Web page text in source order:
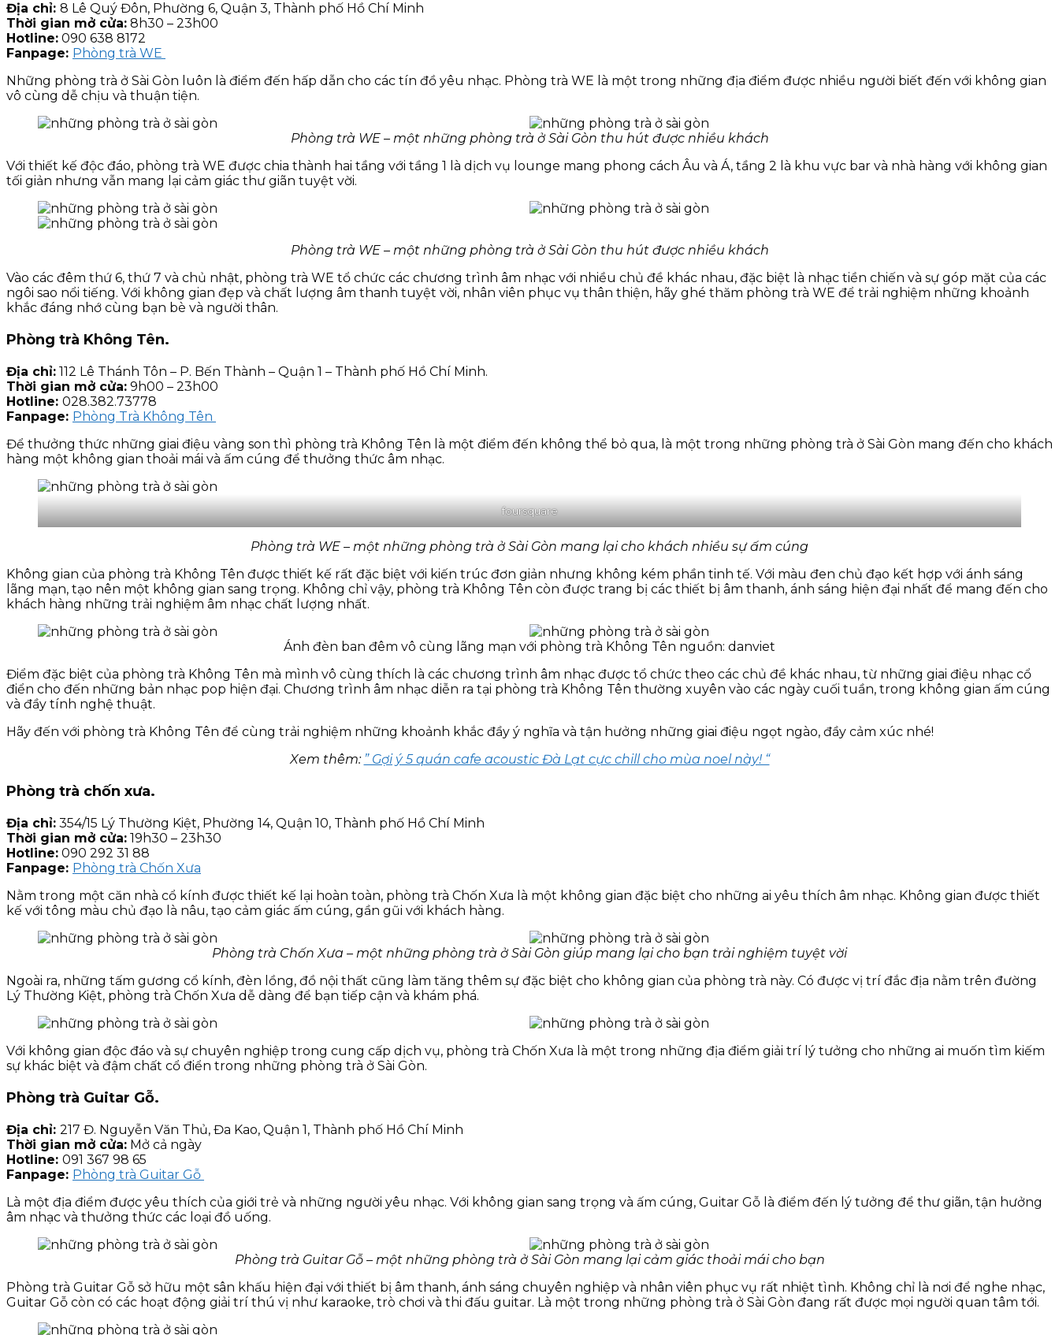
Địa chỉ: 8 Lê Quý Đôn, Phường 6, Quận 3, Thành phố Hồ Chí Minh
Thời gian mở cửa: 8h30 – 23h00
Hotline: 090 638 8172
Fanpage: Phòng trà WE
Những phòng trà ở Sài Gòn luôn là điểm đến hấp dẫn cho các tín đồ yêu nhạc. Phòng trà WE là một trong những địa điểm được nhiều người biết đến với không gian
vô cùng dễ chịu và thuận tiện.
Phòng trà WE – một những phòng trà ở Sài Gòn thu hút được nhiều khách
Với thiết kế độc đáo, phòng trà WE được chia thành hai tầng với tầng 1 là dịch vụ lounge mang phong cách Âu và Á, tầng 2 là khu vực bar và nhà hàng với không gian
tối giản nhưng vẫn mang lại cảm giác thư giãn tuyệt vời.
Phòng trà WE – một những phòng trà ở Sài Gòn thu hút được nhiều khách
Vào các đêm thứ 6, thứ 7 và chủ nhật, phòng trà WE tổ chức các chương trình âm nhạc với nhiều chủ đề khác nhau, đặc biệt là nhạc tiền chiến và sự góp mặt của các
ngôi sao nổi tiếng. Với không gian đẹp và chất lượng âm thanh tuyệt vời, nhân viên phục vụ thân thiện, hãy ghé thăm phòng trà WE để trải nghiệm những khoảnh
khắc đáng nhớ cùng bạn bè và người thân.
Phòng trà Không Tên.
Địa chỉ: 112 Lê Thánh Tôn – P. Bến Thành – Quận 1 – Thành phố Hồ Chí Minh.
Thời gian mở cửa: 9h00 – 23h00
Hotline: 028.382.73778
Fanpage: Phòng Trà Không Tên
Để thưởng thức những giai điệu vàng son thì phòng trà Không Tên là một điểm đến không thể bỏ qua, là một trong những phòng trà ở Sài Gòn mang đến cho khách
hàng một không gian thoải mái và ấm cúng để thưởng thức âm nhạc.
foursquare
Phòng trà WE – một những phòng trà ở Sài Gòn mang lại cho khách nhiều sự ấm cúng
Không gian của phòng trà Không Tên được thiết kế rất đặc biệt với kiến trúc đơn giản nhưng không kém phần tinh tế. Với màu đen chủ đạo kết hợp với ánh sáng
lãng mạn, tạo nên một không gian sang trọng. Không chỉ vậy, phòng trà Không Tên còn được trang bị các thiết bị âm thanh, ánh sáng hiện đại nhất để mang đến cho
khách hàng những trải nghiệm âm nhạc chất lượng nhất.
Ánh đèn ban đêm vô cùng lãng mạn với phòng trà Không Tên nguồn: danviet
Điểm đặc biệt của phòng trà Không Tên mà mình vô cùng thích là các chương trình âm nhạc được tổ chức theo các chủ đề khác nhau, từ những giai điệu nhạc cổ
điển cho đến những bản nhạc pop hiện đại. Chương trình âm nhạc diễn ra tại phòng trà Không Tên thường xuyên vào các ngày cuối tuần, trong không gian ấm cúng
và đầy tính nghệ thuật.
Hãy đến với phòng trà Không Tên để cùng trải nghiệm những khoảnh khắc đầy ý nghĩa và tận hưởng những giai điệu ngọt ngào, đầy cảm xúc nhé!
Xem thêm: ” Gợi ý 5 quán cafe acoustic Đà Lạt cực chill cho mùa noel này! “
Phòng trà chốn xưa.
Địa chỉ: 354/15 Lý Thường Kiệt, Phường 14, Quận 10, Thành phố Hồ Chí Minh
Thời gian mở cửa: 19h30 – 23h30
Hotline: 090 292 31 88
Fanpage: Phòng trà Chốn Xưa
Nằm trong một căn nhà cổ kính được thiết kế lại hoàn toàn, phòng trà Chốn Xưa là một không gian đặc biệt cho những ai yêu thích âm nhạc. Không gian được thiết
kế với tông màu chủ đạo là nâu, tạo cảm giác ấm cúng, gần gũi với khách hàng.
Phòng trà Chốn Xưa – một những phòng trà ở Sài Gòn giúp mang lại cho bạn trải nghiệm tuyệt vời
Ngoài ra, những tấm gương cổ kính, đèn lồng, đồ nội thất cũng làm tăng thêm sự đặc biệt cho không gian của phòng trà này. Có được vị trí đắc địa nằm trên đường
Lý Thường Kiệt, phòng trà Chốn Xưa dễ dàng để bạn tiếp cận và khám phá.
Với không gian độc đáo và sự chuyên nghiệp trong cung cấp dịch vụ, phòng trà Chốn Xưa là một trong những địa điểm giải trí lý tưởng cho những ai muốn tìm kiếm
sự khác biệt và đậm chất cổ điển trong những phòng trà ở Sài Gòn.
Phòng trà Guitar Gỗ.
Địa chỉ: 217 Đ. Nguyễn Văn Thủ, Đa Kao, Quận 1, Thành phố Hồ Chí Minh
Thời gian mở cửa: Mở cả ngày
Hotline: 091 367 98 65
Fanpage: Phòng trà Guitar Gỗ
Là một địa điểm được yêu thích của giới trẻ và những người yêu nhạc. Với không gian sang trọng và ấm cúng, Guitar Gỗ là điểm đến lý tưởng để thư giãn, tận hưởng
âm nhạc và thưởng thức các loại đồ uống.
Phòng trà Guitar Gỗ – một những phòng trà ở Sài Gòn mang lại cảm giác thoải mái cho bạn
Phòng trà Guitar Gỗ sở hữu một sân khấu hiện đại với thiết bị âm thanh, ánh sáng chuyên nghiệp và nhân viên phục vụ rất nhiệt tình. Không chỉ là nơi để nghe nhạc,
Guitar Gỗ còn có các hoạt động giải trí thú vị như karaoke, trò chơi và thi đấu guitar. Là một trong những phòng trà ở Sài Gòn đang rất được mọi người quan tâm tới.